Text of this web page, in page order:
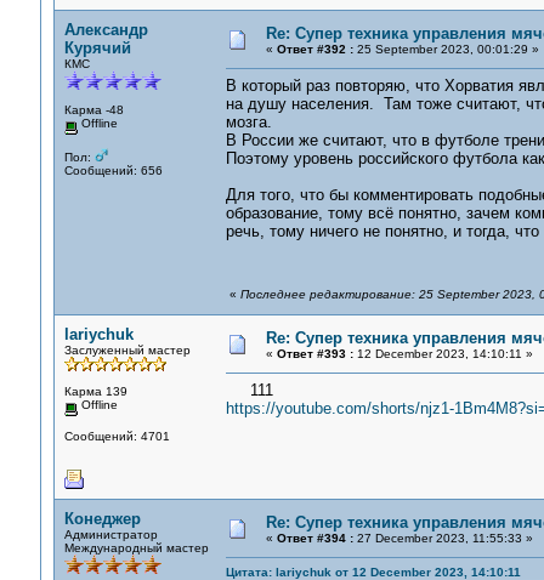
Александр
Курячий
КМС
Карма -48
Offline
Пол:
Сообщений: 656
Re: Супер техника управления
« Ответ #392 :25 September 2023, 00:01:29 »
В который раз повторяю, что Хорватия
на душу населения. Там тоже считают,
мозга.
В России же считают, что в футболе
Поэтому уровень российского футбола
Для того, что бы комментировать
образование, тому всё понятно, зачем
речь, тому ничего не понятно, и тогда,
« Последнее редактирование: 25 September 2023,
lariychuk
Заслуженный мастер
Карма 139
Offline
Сообщений: 4701
Re: Супер техника управления
« Ответ #393 :12 December 2023, 14:10:11 »
111
https://youtube.com/shorts/njz1-
Конеджер
Администратор
Международный мастер
Re: Супер техника управления
« Ответ #394 :27 December 2023, 11:55:33 »
Цитата: lariychuk от 12 December 2023, 14:10:11